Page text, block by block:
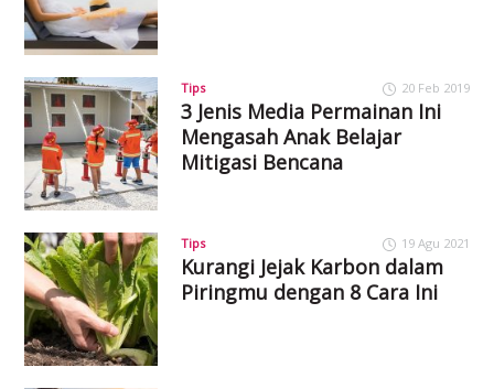
Tips 20 Feb 2019
3 Jenis Media Permainan Ini
Mengasah Anak Belajar
Mitigasi Bencana
Tips 19 Agu 2021
Kurangi Jejak Karbon dalam
Piringmu dengan 8 Cara Ini